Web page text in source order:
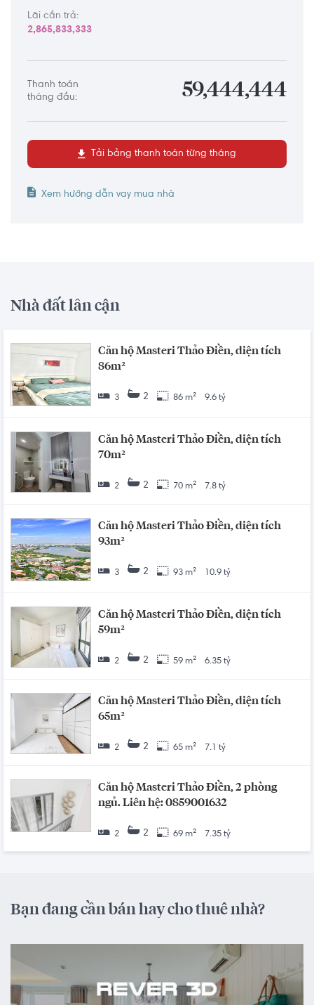
Lãi cần trả:
2,865,833,333
Thanh toán
tháng đầu:
59,444,444
Tải bảng thanh toán từng tháng
Xem hướng dẫn vay mua nhà
Nhà đất lân cận
Căn hộ Masteri Thảo Điền, diện tích
86m²
3 2 86 m² 9.6 tỷ
Căn hộ Masteri Thảo Điền, diện tích
70m²
2 2 70 m² 7.8 tỷ
Căn hộ Masteri Thảo Điền, diện tích
93m²
3 2 93 m² 10.9 tỷ
Căn hộ Masteri Thảo Điền, diện tích
59m²
2 2 59 m² 6.35 tỷ
Căn hộ Masteri Thảo Điền, diện tích
65m²
2 2 65 m² 7.1 tỷ
Căn hộ Masteri Thảo Điền, 2 phòng
ngủ. Liên hệ: 0859001632
2 2 69 m² 7.35 tỷ
Bạn đang cần bán hay cho thuê nhà?